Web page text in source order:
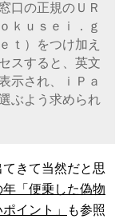
口の正規のＵＲ
ｋｕｓｅｉ．ｇ
ｔ）をつけ加え
スすると、英文
示され、ｉＰａ
ぶよう求められ
きて当然だと思
「便乗した偽物
イント」
も参照